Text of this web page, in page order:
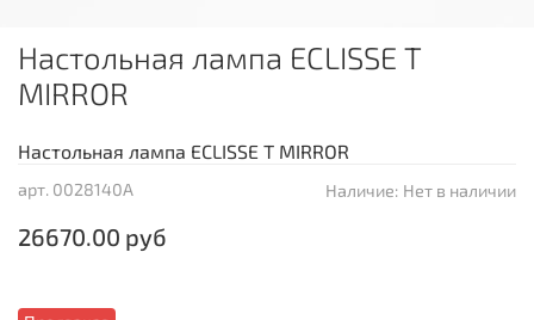
арт. 0028140A Наличие: Нет в наличии
Настольная лампа ECLISSE T
MIRROR
26670.00 руб
Настольная лампа ECLISSE T MIRROR